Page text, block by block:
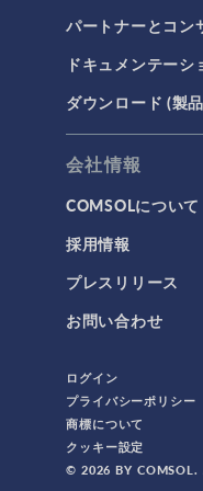
AC/DC モジ
AC/DCモジュ
CAD インポ
CFDモジュール
IoT
MEMS モジュ
MEMSモジュ
RF モジュール
カンファレンス
コンファレンス
シリコンフォ
パートナーとコン
ドキュメンテーシ
ダウンロード (製
会社情報
COMSOLについて
採用情報
プレスリリース
お問い合わせ
ログイン
プライバシーポリシー
商標について
クッキー設定
© 2026 BY COMSOL.